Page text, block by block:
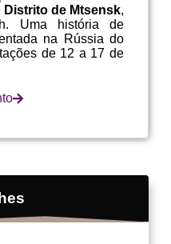
Distrito de Mtsensk,
Uma história de
na Rússia do
de 12 a 17 de